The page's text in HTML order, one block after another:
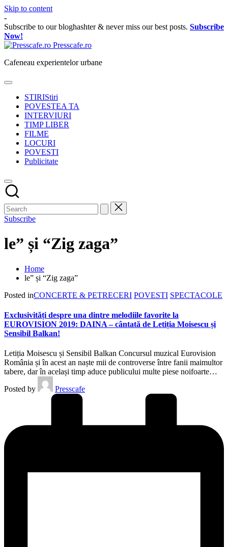
Skip to content
-
Subscribe to our bloghashter & never miss our best posts. Subscribe
Now!
Presscafe.ro
Cafeneau experientelor urbane
STIRIStiri
POVESTEA TA
INTERVIURI
TIMP LIBER
FILME
LOCURI
POVESTI
Publicitate
Subscribe
le” și “Zig zaga”
Home
le” și “Zig zaga”
Posted inCONCERTE & PETRECERI POVESTI SPECTACOLE
Exclusivități despre una dintre melodiile favorite la
EUROVISION 2019: DAINA – cântată de Letiția Moisescu și
Sensibil Balkan!
Letiția Moisescu și Sensibil Balkan Concursul muzical Eurovision
România și în acest an naște mii de controverse între fanii maimultor
tabere, dar în același timp aduce publicului multe piese noifoarte…
Posted by
Presscafe